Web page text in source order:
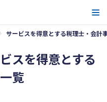
サービスを得意とする税理士・会計
スを得意とする
覧